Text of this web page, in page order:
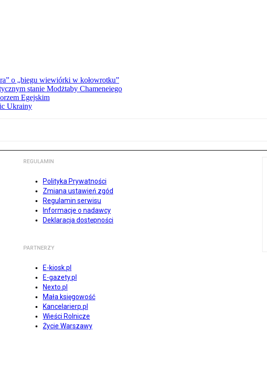
o „biegu wiewiórki w kołowrotku”
stanie Modżtaby Chameneiego
Egejskim
Ukrainy
REGULAMIN
Polityka Prywatności
Zmiana ustawień zgód
Regulamin serwisu
Informacje o nadawcy
Deklaracja dostępności
PARTNERZY
E-kiosk.pl
E-gazety.pl
Nexto.pl
Mała księgowość
Kancelarierp.pl
Wieści Rolnicze
Życie Warszawy